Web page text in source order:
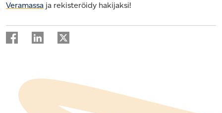
Veramassa ja rekisteröidy hakijaksi!